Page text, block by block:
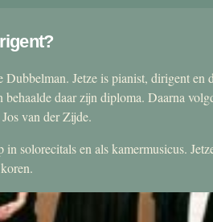
Dubbelman. Jetze is pianist, dirigent
behaalde daar zijn diploma. Daarna
van der Zijde.
in solorecitals en als kamermusicus.